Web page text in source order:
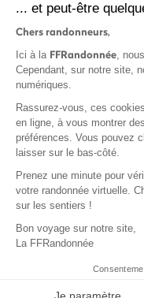
... et peut-être
Chers randonneurs,
Ici à la FFRandonnée,
Cependant, sur notre site,
numériques.
Rassurez-vous, ces
en ligne, à vous montrer
préférences. Vous pouvez
laisser sur le bas-côté.
Prenez une minute pour
votre randonnée virtuelle.
sur les sentiers !
Bon voyage sur notre site,
La FFRandonnée